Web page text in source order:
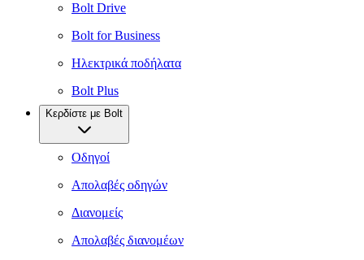
Bolt Drive
Bolt for Business
Ηλεκτρικά ποδήλατα
Bolt Plus
Κερδίστε με Bolt
Οδηγοί
Απολαβές οδηγών
Διανομείς
Απολαβές διανομέων